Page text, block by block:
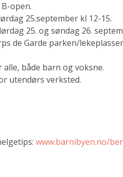
open.
25.september kl 12-15.
25. og søndag 26.
de Garde parken/
alle, både barn og voksne.
utendørs verksted.
www.barnibyen.no/